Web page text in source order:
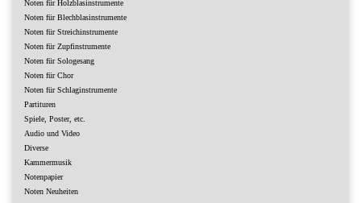
Noten für Holzblasinstrumente
Noten für Blechblasinstrumente
Noten für Streichinstrumente
Noten für Zupfinstrumente
Noten für Sologesang
Noten für Chor
Noten für Schlaginstrumente
Partituren
Spiele, Poster, etc.
Audio und Video
Diverse
Kammermusik
Notenpapier
Noten Neuheiten